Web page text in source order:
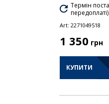
Термін
передоплаті)
Art: 2271049518
1 350 грн
КУПИТИ